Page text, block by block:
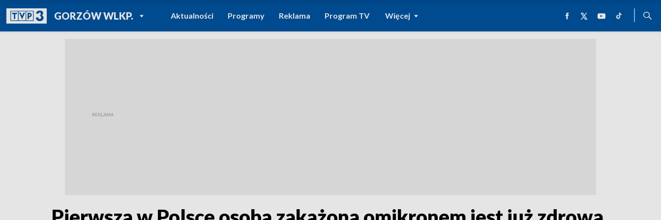
GORZÓW WLKP.POWRÓT DO
TVP REGIONY
Aktualności Programy Reklama Program TV Więcej